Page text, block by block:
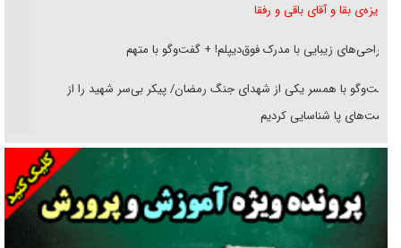
غریزه‌ی بقا و آقای باقی و رفقا
جراحی‌های زیبایی با مدرک فوق‌دیپلم! + گفت‌وگو با متهم
گفت‌وگو با همسر یکی از شهدای جنگ رمضان/ پیکر بی‌سر شهید را از
انگشت‌های پا شناسایی کردیم
نسلی که آنلاین الگو می‌گیرد
گفت‌وگو با آیت‌الله جاودان/ جفای مخالفان مکانت معنوی رهبر شهید را
ارتقا می‌داد